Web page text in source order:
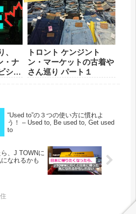
、
・ナ
ショ
トロント ケンジント
ン・マーケットの古着や
さん巡り パート１
“Used to”の３つの使い方に慣れよ
う！ – Used to, Be used to, Get used
to
、J TOWNに
なれるかも